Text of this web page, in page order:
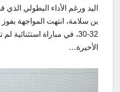
اليد ورغم الأداء البطولي
بن سلامة، انتهت المواجهة
32-30، في مباراة
الأخيرة…